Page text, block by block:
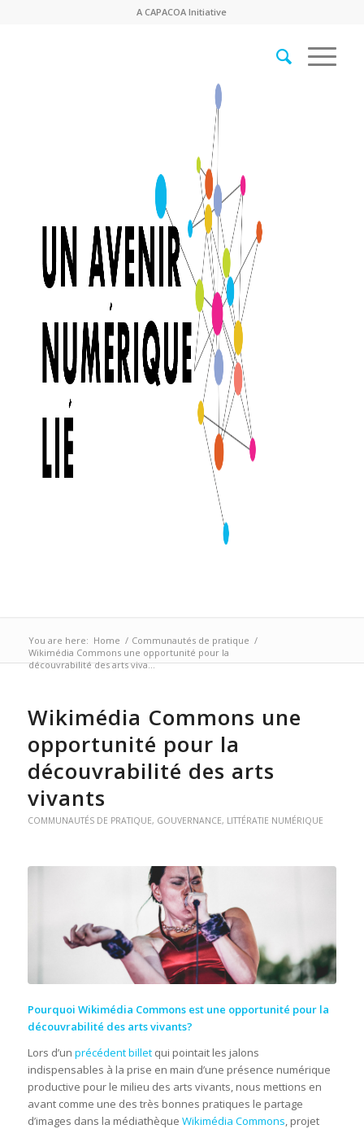
ACAPACOA Initiative
You are here: Home / Communautés de pratique /
Wikimédia Commons une opportunité pour la
découvrabilité des arts viva...
Wikimédia Commons une
opportunité pour la
découvrabilité des arts
vivants
COMMUNAUTÉS DE PRATIQUE, GOUVERNANCE, LITTÉRATIE NUMÉRIQUE
Pourquoi Wikimédia Commons est une opportunité pour la
découvrabilité des arts vivants?
Lors d’un précédent billetqui pointait les jalons
indispensables à la prise en main d’une présence numérique
productive pour le milieu des arts vivants, nous mettions en
avant comme une des très bonnes pratiques le partage
d’images dans la médiathèque Wikimédia Commons, projet